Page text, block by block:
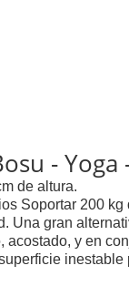
- Yoga
de altura.
Soportar 200 kg
Una gran
y en